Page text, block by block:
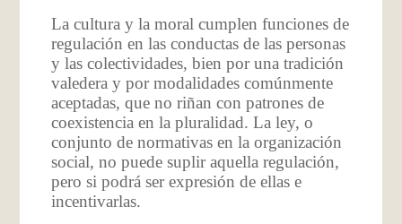
La cultura y la moral cumplen funciones de
regulación en las conductas de las personas
y las colectividades, bien por una tradición
valedera y por modalidades comúnmente
aceptadas, que no riñan con patrones de
coexistencia en la pluralidad. La ley, o
conjunto de normativas en la organización
social, no puede suplir aquella regulación,
pero si podrá ser expresión de ellas e
incentivarlas.